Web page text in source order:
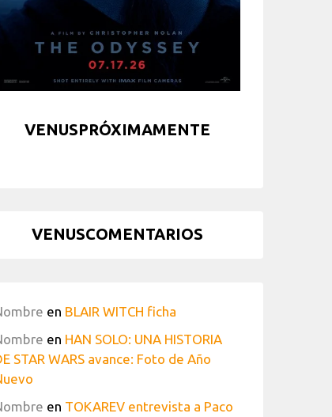
VENUSPRÓXIMAMENTE
VENUSCOMENTARIOS
en BLAIR WITCH ficha
en HAN SOLO: UNA HISTORIA
STAR WARS avance: Foto de Año
en TOKAREV entrevista a Paco